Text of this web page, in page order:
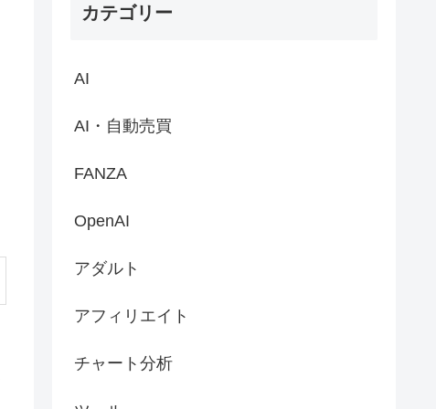
カテゴリー
AI
AI・自動売買
FANZA
OpenAI
アダルト
アフィリエイト
チャート分析